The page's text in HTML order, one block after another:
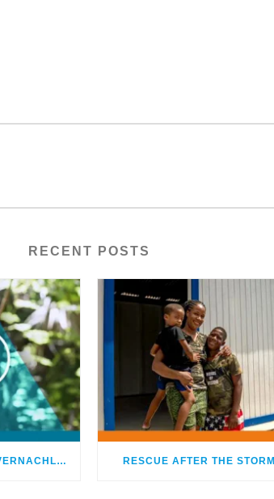
RECENT POSTS
MISSHANDELT UND VERNACHLÄSSIGT – DOCH GOTT HEILTE MEINE WUNDEN RESCUE AFTER THE STORM